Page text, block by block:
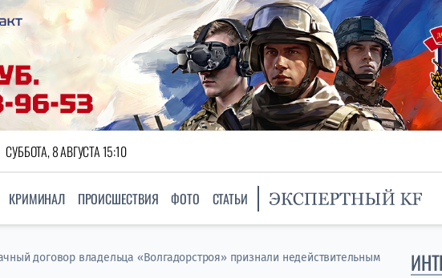
СУББОТА, 8 АВГУСТА 15:10
КРИМИНАЛ ПРОИСШЕСТВИЯ ФОТО СТАТЬИ
договор владельца «Волгадорстроя» признали недействительным